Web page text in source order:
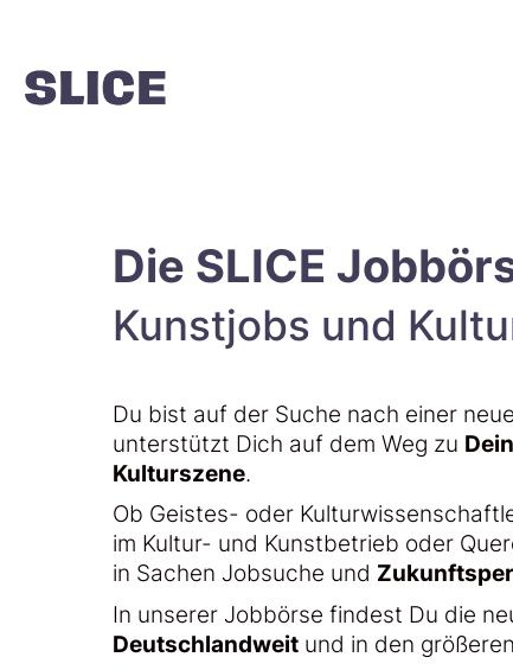
Die SLICE
Kunstjobs und
Du bist auf der Suche nach einer
unterstützt Dich auf dem Weg zu
Kulturszene.
Ob Geistes- oder
im Kultur- und Kunstbetrieb oder
in Sachen Jobsuche und
In unserer Jobbörse findest Du die
Deutschlandweitund in den